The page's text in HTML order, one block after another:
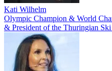
Kati Wilhelm
Olympic Champion & World
& President of the Thuringian